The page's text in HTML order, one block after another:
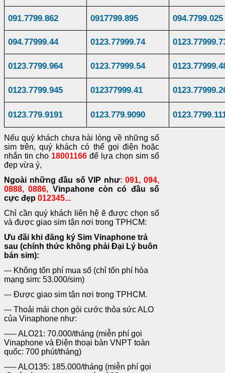
091.7799.862 0917799.895 094.7799.025
094.77999.44 0123.77999.74
0123.7799.964 0123.77999.54
0123.7799.945 012377999.41
0123.779.9191 0123.779.9090 0123.7799.
Nếu quý khách chưa hài lòng về những số
sim trên, quý khách có thể gọi điện hoặc
nhắn tin cho 18001166để lựa chọn sim số
đẹp vừa ý,
Ngoài những đầu số VIP như: 091, 094,
0888, 0886, Vinpahone còn có đầu số
cực đẹp 012345...
Chỉ cần quý khách liên hệ ẽ được chọn số
và được giao sim tận nơi trong TPHCM:
Ưu đãi khi đăng ký Sim Vinaphone trả
sau (chính thức không phải Đại Lý buôn
bán sim):
--- Không tốn phí mua số (chỉ tốn phí hòa
mạng sim: 53.000/sim)
--- Được giao sim tận nơi trong TPHCM.
--- Thoải mái chọn gói cước thỏa sức ALO
của Vinaphone như:
----- ALO21: 70.000/tháng (miễn phí gọi
Vinaphone và Điện thoại bàn VNPT toàn
quốc: 700 phút/tháng)
----- ALO135: 185.000/tháng (miễn phí gọi